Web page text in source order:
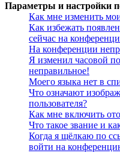
Параметры и настройки
Как мне изменить
Как избежать
сейчас на
На конференции
Я изменил часовой
неправильное!
Моего языка нет в
Что означают
пользователя?
Как мне включить
Что такое звание и
Когда я щёлкаю по
войти на